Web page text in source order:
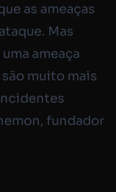
as ameaças
Mas
ameaça
muito mais
fundador